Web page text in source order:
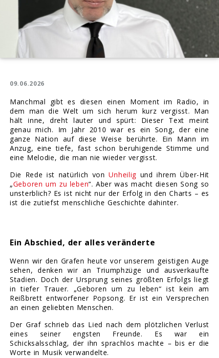
09.06.2026
Manchmal gibt es diesen einen Moment im Radio, in
dem man die Welt um sich herum kurz vergisst. Man
hält inne, dreht lauter und spürt: Dieser Text meint
genau mich. Im Jahr 2010 war es ein Song, der eine
ganze Nation auf diese Weise berührte. Ein Mann im
Anzug, eine tiefe, fast schon beruhigende Stimme und
eine Melodie, die man nie wieder vergisst.
Die Rede ist natürlich vonUnheilig und ihrem Über-Hit
„Geboren um zu leben“. Aber was macht diesen Song so
unsterblich? Es ist nicht nur der Erfolg in den Charts – es
ist die zutiefst menschliche Geschichte dahinter.
Ein Abschied, der alles veränderte
Wenn wir den Grafen heute vor unserem geistigen Auge
sehen, denken wir an Triumphzüge und ausverkaufte
Stadien. Doch der Ursprung seines größten Erfolgs liegt
in tiefer Trauer. „Geboren um zu leben“ ist kein am
Reißbrett entworfener Popsong. Er ist ein Versprechen
an einen geliebten Menschen.
Der Graf schrieb das Lied nach dem plötzlichen Verlust
eines seiner engsten Freunde. Es war ein
Schicksalsschlag, der ihn sprachlos machte – bis er die
Worte in Musik verwandelte.